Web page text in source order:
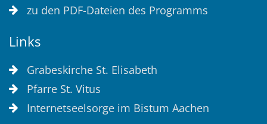
zu den PDF-Dateien des Programms
Links
Grabeskirche St. Elisabeth
Pfarre St. Vitus
Internetseelsorge im Bistum Aachen